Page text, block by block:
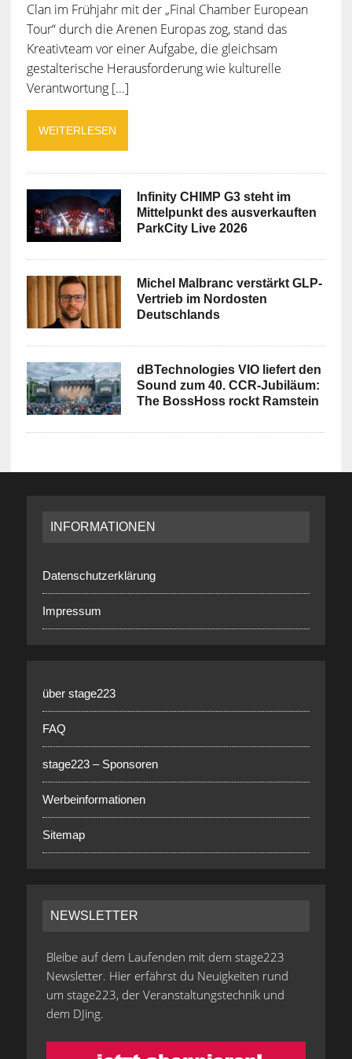
Clan im Frühjahr mit der „Final Chamber European
Tour“ durch die Arenen Europas zog, stand das
Kreativteam vor einer Aufgabe, die gleichsam
gestalterische Herausforderung wie kulturelle
Verantwortung [...]
WEITERLESEN
Infinity CHIMP G3 steht im
Mittelpunkt des ausverkauften
ParkCity Live 2026
Michel Malbranc verstärkt GLP-
Vertrieb im Nordosten
Deutschlands
dBTechnologies VIO liefert den
Sound zum 40. CCR-Jubiläum:
The BossHoss rockt Ramstein
INFORMATIONEN
Datenschutzerklärung
Impressum
über stage223
FAQ
stage223 – Sponsoren
Werbeinformationen
Sitemap
NEWSLETTER
Bleibe auf dem Laufenden mit dem stage223
Newsletter. Hier erfährst du Neuigkeiten rund
um stage223, der Veranstaltungstechnik und
dem DJing.